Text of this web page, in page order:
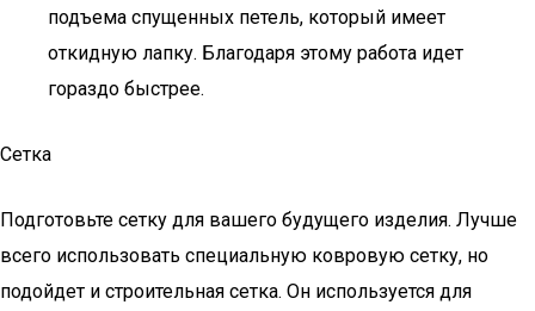
подъема спущенных петель, который имеет
откидную лапку. Благодаря этому работа идет
гораздо быстрее.
Сетка
Подготовьте сетку для вашего будущего изделия. Лучше
всего использовать специальную ковровую сетку, но
подойдет и строительная сетка. Он используется для